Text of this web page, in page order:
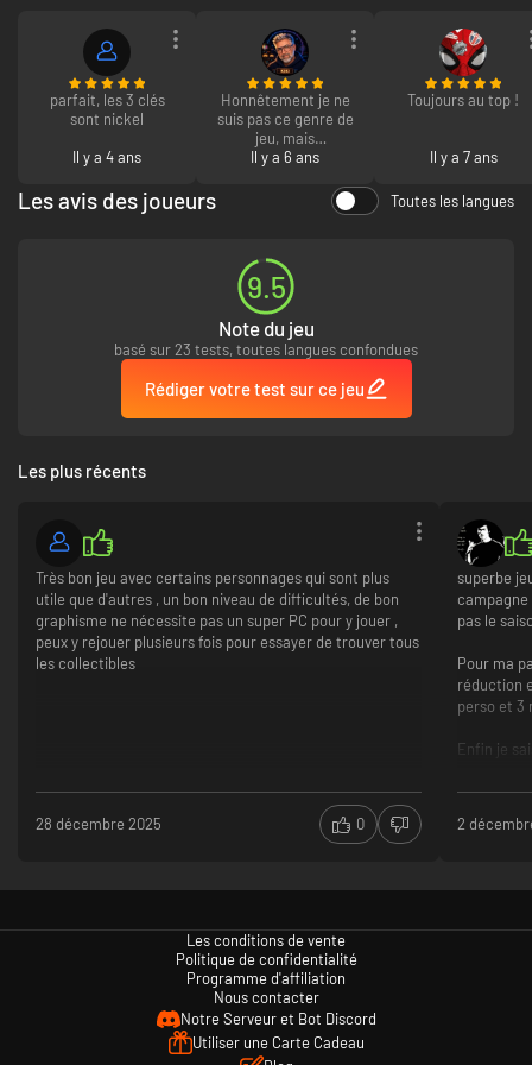
UNE NUÉE DE PROBLÈMES ÉNIGMATIQUES
Ouvrez l’œil à chaque instant et repérez les indices suspects, les entrées
secrètes et les dispositifs anciens à réveiller ! Qui sait quels trésors
attrayants et quelles richesses enfouies vous attendent de l’autre côté…
parfait, les 3 clés
sont nickel
Il y a 4 ans
Honnêtement je ne
suis pas ce genre de
jeu, mais
franchement niveau
surpris, c'est plutôt
Il y a 6 ans
Toujours au top !
Il y a 7 ans
Les avis des joueurs Toutes les langues
9.5
Note du jeu
basé sur 23 tests, toutes langues confondues
Rédiger votre test sur ce jeu
Les plus récents
Très bon jeu avec certains personnages qui sont plus
utile que d'autres , un bon niveau de difficultés, de bon
graphisme ne nécessite pas un super PC pour y jouer ,
peux y rejouer plusieurs fois pour essayer de trouver tous
les collectibles
28 décembre 2025 0
superbe
pas le
Pour ma
réduction
perso et 3
Enfin je
Mais pour
Course au
2
Les conditions de vente
Politique de confidentialité
Programme d'affiliation
Nous contacter
Notre Serveur et Bot Discord
Utiliser une Carte Cadeau